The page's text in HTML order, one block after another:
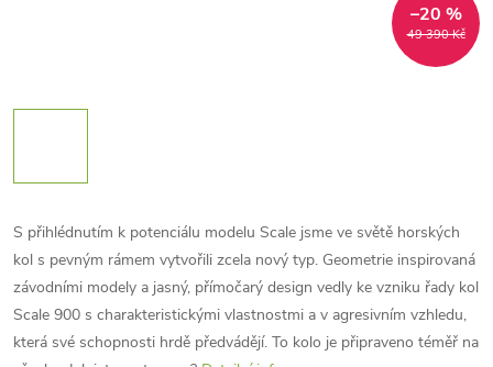
49 390 Kč
–20 %
S přihlédnutím k potenciálu modelu Scale jsme ve světě horských
kol s pevným rámem vytvořili zcela nový typ. Geometrie inspirovaná
závodními modely a jasný, přímočarý design vedly ke vzniku řady kol
Scale 900 s charakteristickými vlastnostmi a v agresivním vzhledu,
která své schopnosti hrdě předvádějí. To kolo je připraveno téměř na